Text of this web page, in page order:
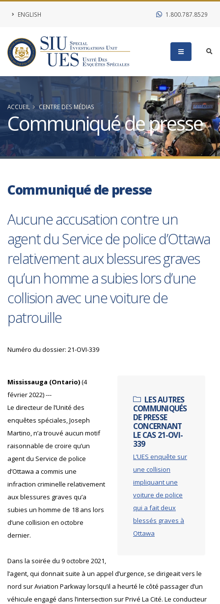
ENGLISH 1.800.787.8529
ACCUEIL CENTRE DES MÉDIAS
Communiqué de presse
Communiqué de presse
Aucune accusation contre un
agent du Service de police d’Ottawa
relativement aux blessures graves
qu’un homme a subies lors d’une
collision avec une voiture de
patrouille
Numéro du dossier: 21-OVI-339
LES AUTRES
COMMUNIQUÉS
DE PRESSE
CONCERNANT
LE CAS 21-OVI-
339
L’UES enquête sur
une collision
impliquant une
voiture de police
qui a fait deux
blessés graves à
Ottawa
Mississauga (Ontario)(4
février 2022) ---
Le directeur de l’Unité des
enquêtes spéciales, Joseph
Martino, n’a trouvé aucun motif
raisonnable de croire qu’un
agent du Service de police
d’Ottawa a commis une
infraction criminelle relativement
aux blessures graves qu’a
subies un homme de 18 ans lors
d’une collision en octobre
dernier.
Dans la soirée du 9 octobre 2021,
l’agent, qui donnait suite à un appel d’urgence, se dirigeait vers le
nord sur Aviation Parkway lorsqu’il a heurté le côté passager d’un
véhicule engagé dans l’intersection sur Privé La Cité. Le conducteur